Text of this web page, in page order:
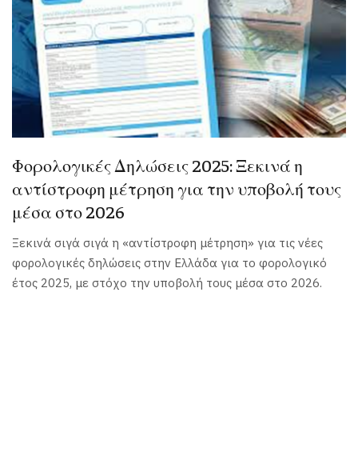
Φορολογικές Δηλώσεις 2025: Ξεκινά η
αντίστροφη μέτρηση για την υποβολή τους
μέσα στο 2026
Ξεκινά σιγά σιγά η «αντίστροφη μέτρηση» για τις νέες
φορολογικές δηλώσεις στην Ελλάδα για το φορολογικό
έτος 2025, με στόχο την υποβολή τους μέσα στο 2026.